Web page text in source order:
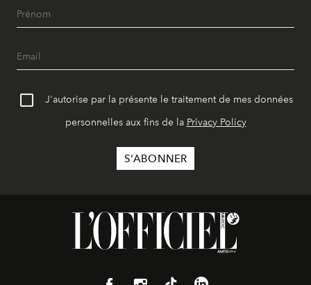
J'autorise par la présente le traitement de mes données
personnelles aux fins de la Privacy Policy